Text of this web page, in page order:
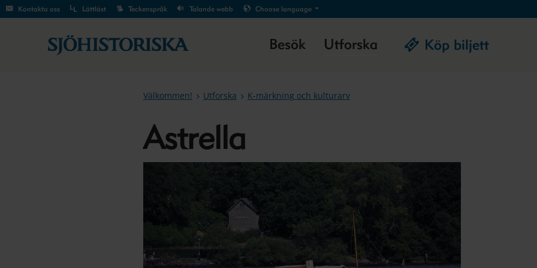
Kontakta oss Lättläst Teckenspråk Talande webb Choose language
Besök Utforska Köp biljett
Välkommen! Utforska K-märkning och kulturarv
Astrella